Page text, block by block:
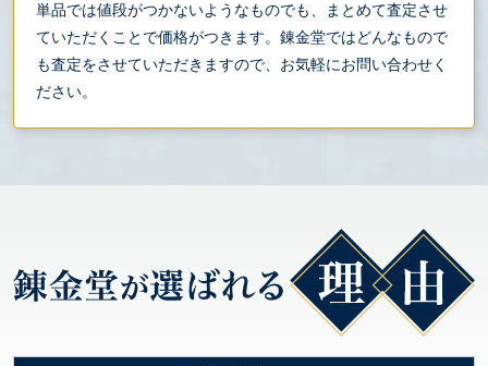
単品では値段がつかないようなものでも、まとめて査定させ
ていただくことで価格がつきます。錬金堂ではどんなもので
も査定をさせていただきますので、お気軽にお問い合わせく
ださい。